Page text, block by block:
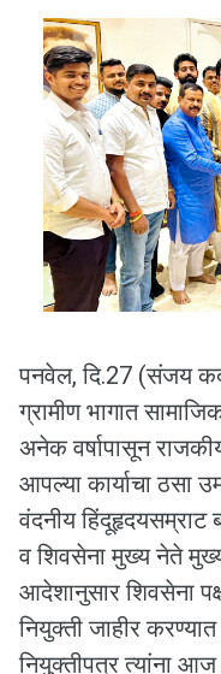
पनवेल, दि.27 (संजय
ग्रामीण भागात
अनेक वर्षापासून
आपल्या कार्याचा ठसा
वंदनीय हिंदूहृदयसम्राट
व शिवसेना मुख्य नेते
आदेशानुसार शिवसेना
नियुक्ती जाहीर
नियुक्तीपत्र त्यांना